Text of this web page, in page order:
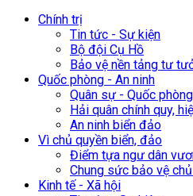
Chính trị
Tin tức - Sự kiện
Bộ đội Cụ Hồ
Bảo vệ nền tảng tư
Quốc phòng - An ninh
Quân sự - Quốc phòng
Hải quân chính quy,
An ninh biển đảo
Vì chủ quyền biển, đảo
Điểm tựa ngư dân
Chung sức bảo vệ
Kinh tế - Xã hội